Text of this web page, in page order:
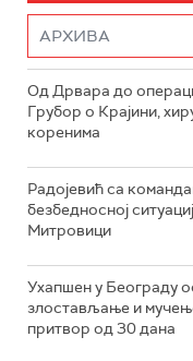
Од Дрвара до
Грубор о Крајини,
коренима
Радојевић са
безбедносној
Митровици
Ухапшен у Београду
злостављање и
притвор од 30 дана